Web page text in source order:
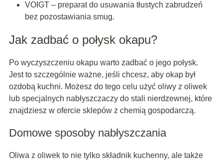
VOIGT – preparat do usuwania tłustych zabrudzeń
bez pozostawiania smug.
Jak zadbać o połysk okapu?
Po wyczyszczeniu okapu warto zadbać o jego połysk.
Jest to szczególnie ważne, jeśli chcesz, aby okap był
ozdobą kuchni. Możesz do tego celu użyć oliwy z oliwek
lub specjalnych nabłyszczaczy do stali nierdzewnej, które
znajdziesz w ofercie sklepów z chemią gospodarczą.
Domowe sposoby nabłyszczania
Oliwa z oliwek to nie tylko składnik kuchenny, ale także